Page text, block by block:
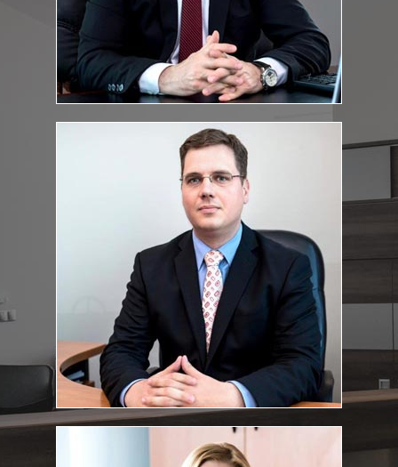
dr. Szenczi Szabolcs
Ügyvéd
Végzettség
Szegedi Tudományegyetem Állam- és Jogtudományi Kar,
jogász szak
Jogi szakvizsga időpontja: 2011
E-mail cím:
Szenczi.Szabolcs@feketeugyvediiroda.hu
dr. Fekete Krisztina
Alkalmazott ügyvéd